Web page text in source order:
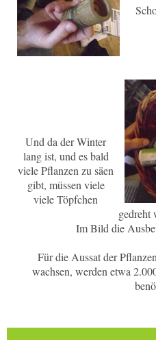
Und da der Winter
lang ist, und es bald
viele Pflanzen zu säen
gibt, müssen viele
viele Töpfchen
gedreht
Im Bild die
Für die Aussat der
wachsen, werden etwa